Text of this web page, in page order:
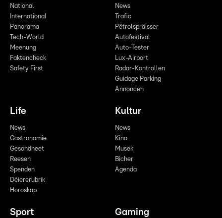
National
International
Panorama
Tech-World
Meenung
Faktencheck
Safety First
News
Trafic
Pëtrolspräisser
Autofestival
Auto-Tester
Lux-Airport
Radar-Kontrollen
Guidage Parking
Annoncen
Life
News
Gastronomie
Gesondheet
Reesen
Spenden
Déiererubrik
Horoskop
Kultur
News
Kino
Musek
Bicher
Agenda
Sport Gaming